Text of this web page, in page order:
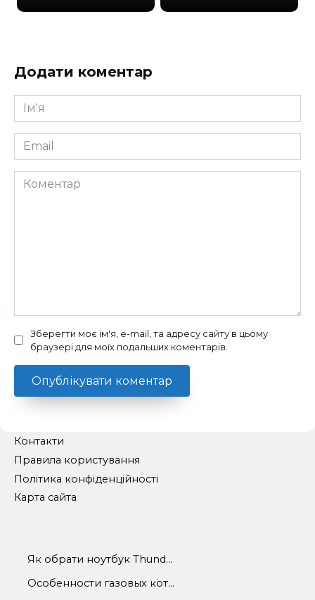
Додати коментар
Ім'я
*
Email
*
Коментар
Зберегти моє ім'я, e-mail, та адресу сайту в цьому
браузері для моїх подальших коментарів.
Контакти
Правила користування
Політика конфіденційності
Карта сайта
Як обрати ноутбук Thund...
Особенности газовых кот...